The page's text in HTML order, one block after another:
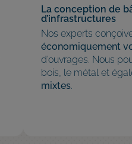
La conception de
d’infrastructures
Nos experts
économiquement
d’ouvrages. Nous
bois, le métal et
mixtes.